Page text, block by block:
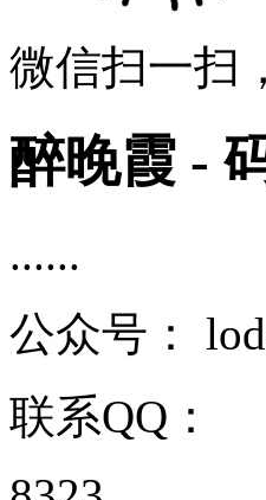
微信扫一扫
醉晚霞 -
......
公众号：
联系QQ：